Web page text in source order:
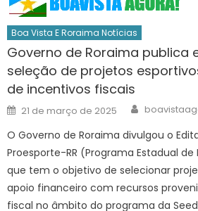
Boa Vista E Roraima Notícias
Governo de Roraima publica
seleção de projetos
de incentivos fiscais
Posted
on
21 de março de 2025 Author
O Governo de Roraima divulgou o
Proesporte-RR (Programa Estadual
que tem o objetivo de selecionar
apoio financeiro com recursos
fiscal no âmbito do programa da